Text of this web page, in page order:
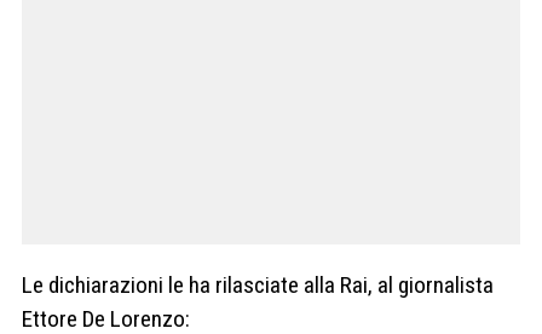
Le dichiarazioni le ha rilasciate alla Rai, al giornalista
Ettore De Lorenzo: